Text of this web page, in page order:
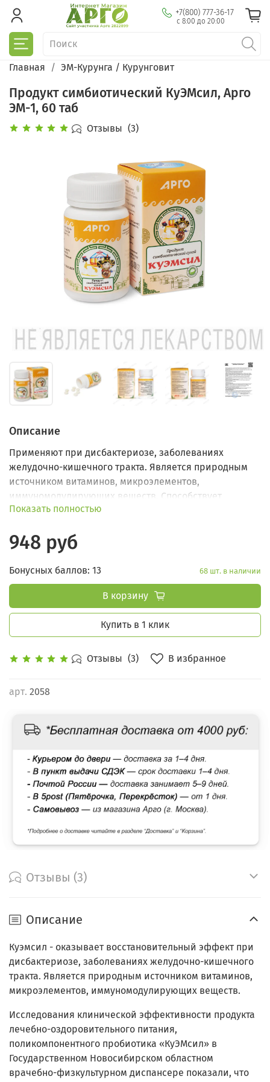
+7(800) 777-36-17
с 8:00 до 20:00
Главная ЭМ-Курунга / Курунговит
Продукт симбиотический КуЭМсил, Арго
ЭМ-1, 60 таб
Отзывы (3)
Отзывы (3) В избранное
арт. 2058
Описание
Применяют при дисбактериозе, заболеваниях
желудочно-кишечного тракта. Является природным
источником витаминов, микроэлементов,
иммуномодулирующих веществ. Способствует
улучшению общего самочувствия.
Показать полностью
948 руб
Бонусных баллов: 13 68 шт. в наличии
В корзину
Купить в 1 клик
Отзывы (3)
Описание
Куэмсил - оказывает восстановительный эффект при
дисбактериозе, заболеваниях желудочно-кишечного
тракта. Является природным источником витаминов,
микроэлементов, иммуномодулирующих веществ.
Исследования клинической эффективности продукта
лечебно-оздоровительного питания,
поликомпонентного пробиотика «КуЭМсил» в
Государственном Новосибирском областном
врачебно-физкультурном диспансере показали, что